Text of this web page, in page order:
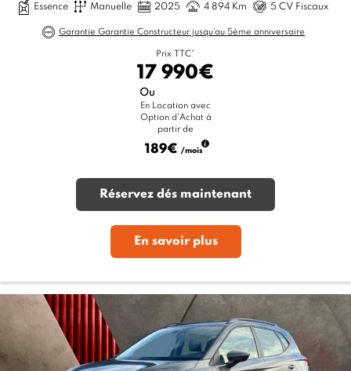
Essence Manuelle 2025 4 894 Km 5 CV Fiscaux
Garantie Garantie Constructeur jusqu'au 5ème anniversaire
Prix TTC*
17 990€
Ou
En Location avec
Option d'Achat à
partir de
189€ /mois
Réservez dés maintenant
En savoir plus